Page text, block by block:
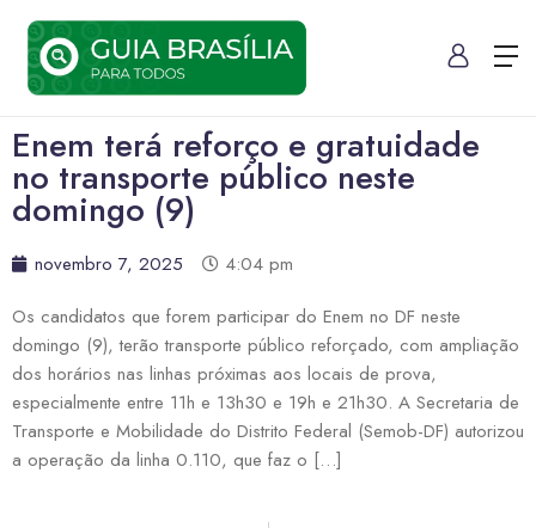
Enem terá reforço e gratuidade
no transporte público neste
domingo (9)
novembro 7, 2025
4:04 pm
Os candidatos que forem participar do Enem no DF neste
domingo (9), terão transporte público reforçado, com ampliação
dos horários nas linhas próximas aos locais de prova,
especialmente entre 11h e 13h30 e 19h e 21h30. A Secretaria de
Transporte e Mobilidade do Distrito Federal (Semob-DF) autorizou
a operação da linha 0.110, que faz o […]